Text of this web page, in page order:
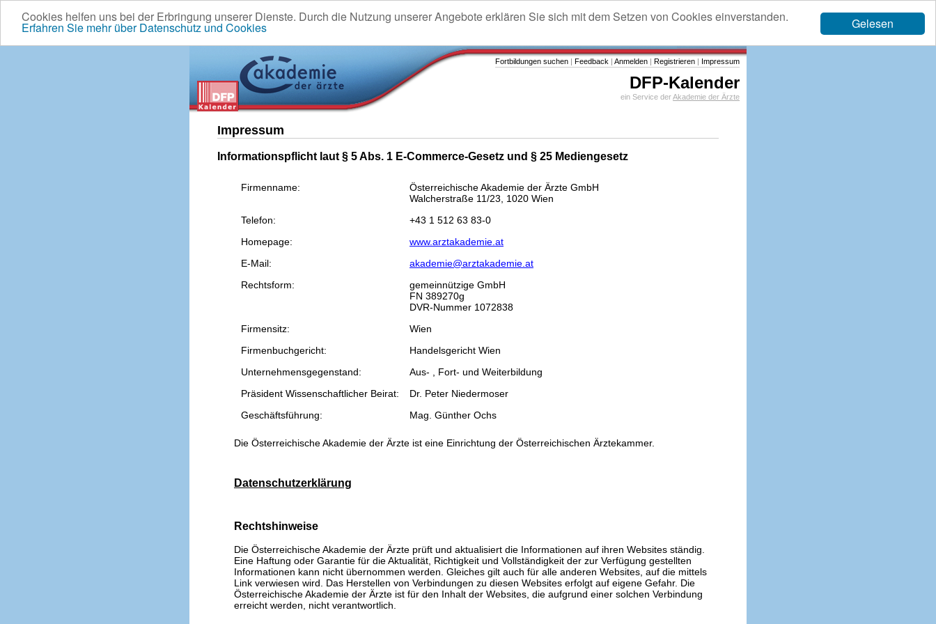
Gelesen
Cookies helfen uns bei der Erbringung unserer Dienste. Durch die Nutzung unserer Angebote erklären Sie sich mit dem Setzen von Cookies einverstanden.
Erfahren Sie mehr über Datenschutz und Cookies
Fortbildungen suchen | Feedback | Anmelden | Registrieren | Impressum
DFP-Kalender
ein Service derAkademie der Ärzte
Impressum
Informationspflicht laut § 5 Abs. 1 E-Commerce-Gesetz und § 25 Mediengesetz
Firmenname:
Österreichische Akademie der Ärzte GmbH
Walcherstraße 11/23, 1020 Wien
Telefon:
+43 1 512 63 83-0
Homepage:
www.arztakademie.at
E-Mail:
akademie@arztakademie.at
Rechtsform:
gemeinnützige GmbH
FN 389270g
DVR-Nummer 1072838
Firmensitz:
Wien
Firmenbuchgericht:
Handelsgericht Wien
Unternehmensgegenstand:
Aus- , Fort- und Weiterbildung
Präsident Wissenschaftlicher Beirat:
Dr. Peter Niedermoser
Geschäftsführung:
Mag. Günther Ochs
Die Österreichische Akademie der Ärzte ist eine Einrichtung der Österreichischen Ärztekammer.
Datenschutzerklärung
Rechtshinweise
Die Österreichische Akademie der Ärzte prüft und aktualisiert die Informationen auf ihren Websites ständig.
Eine Haftung oder Garantie für die Aktualität, Richtigkeit und Vollständigkeit der zur Verfügung gestellten
Informationen kann nicht übernommen werden. Gleiches gilt auch für alle anderen Websites, auf die mittels
Link verwiesen wird. Das Herstellen von Verbindungen zu diesen Websites erfolgt auf eigene Gefahr. Die
Österreichische Akademie der Ärzte ist für den Inhalt der Websites, die aufgrund einer solchen Verbindung
erreicht werden, nicht verantwortlich.